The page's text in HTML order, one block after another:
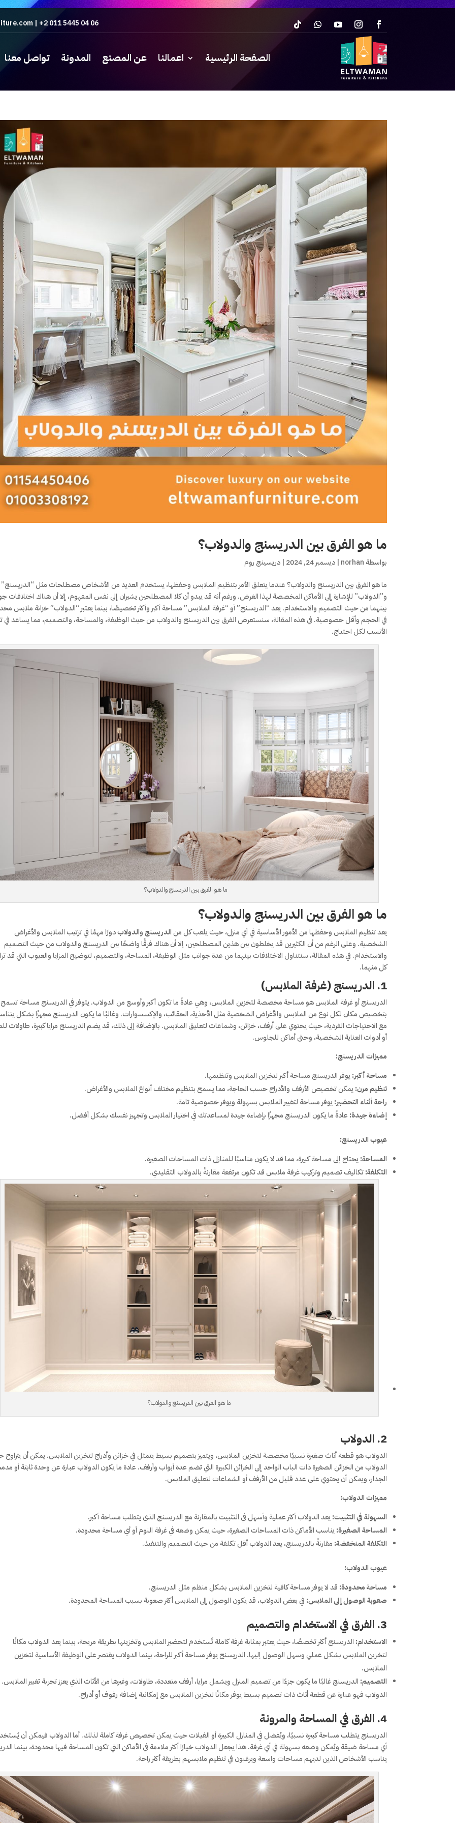
| +2 011 5445 04 06
الصفحة الرئيسية اعمالنا عن المصنع المدونة تواصل معنا
ما هو الفرق بين الدريسنج والدولاب؟
بواسطة norhan
|ديسمبر 24, 2024 |دريسينج روم
ما هو الفرق بين الدريسنج والدولاب؟ عندما يتعلق الأمر بتنظيم الملابس وحفظها، يستخدم العديد من الأشخاص مصطلحات مثل “الدريسنج”
و”الدولاب” للإشارة إلى الأماكن المخصصة لهذا الغرض. ورغم أنه قد يبدو أن كلا المصطلحين يشيران إلى نفس المفهوم، إلا أن هناك اختلافات
بينهما من حيث التصميم والاستخدام. يعد “الدريسنج” أو “غرفة الملابس” مساحة أكبر وأكثر تخصيصًا، بينما يعتبر “الدولاب” خزانة ملابس
في الحجم وأقل خصوصية. في هذه المقالة، سنستعرض الفرق بين الدريسنج والدولاب من حيث الوظيفة، والمساحة، والتصميم، مما يساعد في
الأنسب لكل احتياج.
ما هو الفرق بين الدريسنج والدولاب؟
ما هو الفرق بين الدريسنج والدولاب؟
يعد تنظيم الملابس وحفظها من الأمور الأساسية في أي منزل، حيث يلعب كل من الدريسنجوالدولابدورًا مهمًا في ترتيب الملابس والأغراض
الشخصية. وعلى الرغم من أن الكثيرين قد يخلطون بين هذين المصطلحين، إلا أن هناك فرقًا واضحًا بين الدريسنج والدولاب من حيث التصميم
والاستخدام. في هذه المقالة، سنتناول الاختلافات بينهما من عدة جوانب مثل الوظيفة، المساحة، والتصميم، لتوضيح المزايا والعيوب التي قد
كل منهما.
1. الدريسنج (غرفة الملابس)
الدريسنج أو غرفة الملابس هو مساحة مخصصة لتخزين الملابس، وهي عادةً ما تكون أكبر وأوسع من الدولاب. يتوفر في الدريسنج مساحة تسمح
بتخصيص مكان لكل نوع من الملابس والأغراض الشخصية مثل الأحذية، الحقائب، والإكسسوارات. وغالبًا ما يكون الدريسنج مجهزًا بشكل
مع الاحتياجات الفردية، حيث يحتوي على أرفف، خزائن، وشماعات لتعليق الملابس. بالإضافة إلى ذلك، قد يضم الدريسنج مرايا كبيرة، طاولات
أو أدوات العناية الشخصية، وحتى أماكن للجلوس.
مميزات الدريسنج:
مساحة أكبر: يوفر الدريسنج مساحة أكبر لتخزين الملابس وتنظيمها.
تنظيم مرن: يمكن تخصيص الأرفف والأدراج حسب الحاجة، مما يسمح بتنظيم مختلف أنواع الملابس والأغراض.
راحة أثناء التحضير: يوفر مساحة لتغيير الملابس بسهولة ويوفر خصوصية تامة.
إضاءة جيدة: عادةً ما يكون الدريسنج مجهزًا بإضاءة جيدة لمساعدتك في اختيار الملابس وتجهيز نفسك بشكل أفضل.
عيوب الدريسنج:
المساحة: يحتاج إلى مساحة كبيرة، مما قد لا يكون مناسبًا للمنازل ذات المساحات الصغيرة.
التكلفة:تكاليف تصميم وتركيب غرفة ملابس قد تكون مرتفعة مقارنةً بالدولاب التقليدي.
ما هو الفرق بين الدريسنج والدولاب؟
2. الدولاب
الدولاب هو قطعة أثاث صغيرة نسبيًا مخصصة لتخزين الملابس، ويتميز بتصميم بسيط يتمثل في خزائن وأدراج لتخزين الملابس. يمكن أن
الدولاب من الخزائن الصغيرة ذات الباب الواحد إلى الخزائن الكبيرة التي تضم عدة أبواب وأرفف. عادة ما يكون الدولاب عبارة عن وحدة ثابتة أو
الجدار، ويمكن أن يحتوي على عدد قليل من الأرفف أو الشماعات لتعليق الملابس.
مميزات الدولاب:
السهولة في التثبيت:يعد الدولاب أكثر عملية وأسهل في التثبيت بالمقارنة مع الدريسنج الذي يتطلب مساحة أكبر.
المساحة الصغيرة:يناسب الأماكن ذات المساحات الصغيرة، حيث يمكن وضعه في غرفة النوم أو أي مساحة محدودة.
التكلفة المنخفضة: مقارنةً بالدريسنج، يعد الدولاب أقل تكلفة من حيث التصميم والتنفيذ.
عيوب الدولاب:
مساحة محدودة: قد لا يوفر مساحة كافية لتخزين الملابس بشكل منظم مثل الدريسنج.
صعوبة الوصول إلى الملابس: في بعض الدولاب، قد يكون الوصول إلى الملابس أكثر صعوبة بسبب المساحة المحدودة.
3. الفرق في الاستخدام والتصميم
الاستخدام: الدريسنج أكثر تخصصًا، حيث يعتبر بمثابة غرفة كاملة تُستخدم لتحضير الملابس وتخزينها بطريقة مريحة، بينما يعد الدولاب مكانًا
لتخزين الملابس بشكل عملي وسهل الوصول إليها. الدريسنج يوفر مساحة أكبر للراحة، بينما الدولاب يقتصر على الوظيفة الأساسية لتخزين
الملابس.
التصميم: الدريسنج غالبًا ما يكون جزءًا من تصميم المنزل ويشمل مرايا، أرفف متعددة، طاولات، وغيرها من الأثاث الذي يعزز تجربة تغيير الملابس.
الدولاب فهو عبارة عن قطعة أثاث ذات تصميم بسيط يوفر مكانًا لتخزين الملابس مع إمكانية إضافة رفوف أو أدراج.
4. الفرق في المساحة والمرونة
الدريسنج يتطلب مساحة كبيرة نسبيًا، ويُفضل في المنازل الكبيرة أو الفيلات حيث يمكن تخصيص غرفة كاملة لذلك. أما الدولاب فيمكن أن
أي مساحة ضيقة ويُمكن وضعه بسهولة في أي غرفة. هذا يجعل الدولاب خيارًا أكثر ملاءمة في الأماكن التي تكون المساحة فيها محدودة، بينما
يناسب الأشخاص الذين لديهم مساحات واسعة ويرغبون في تنظيم ملابسهم بطريقة أكثر راحة.